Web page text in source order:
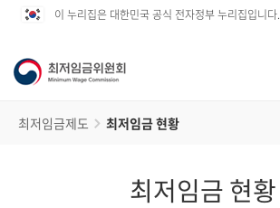
이 누리집은 대한민국 공식 전자정부 누리집입니다.
최저임금제도 최저임금 현황
최저임금 현황